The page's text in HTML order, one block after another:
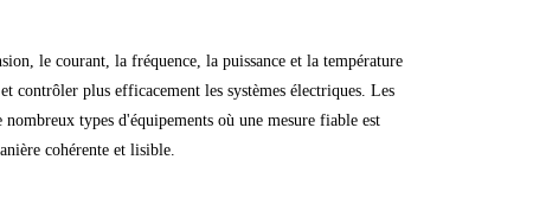
le courant, la fréquence, la puissance et la température
contrôler plus efficacement les systèmes électriques. Les
types d'équipements où une mesure fiable est
cohérente et lisible.